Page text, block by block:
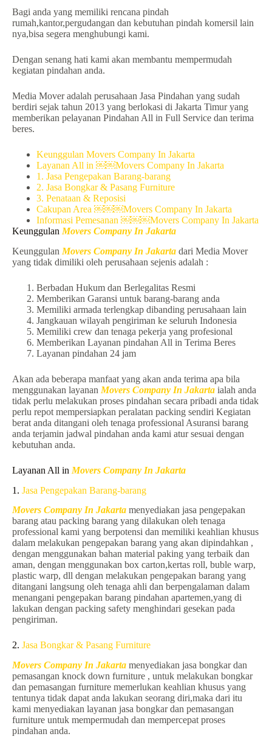
Bagi anda yang memiliki rencana pindah
rumah,kantor,pergudangan dan kebutuhan pindah komersil lain
nya,bisa segera menghubungi kami.
Dengan senang hati kami akan membantu mempermudah
kegiatan pindahan anda.
Media Mover adalah perusahaan Jasa Pindahan yang sudah
berdiri sejak tahun 2013 yang berlokasi di Jakarta Timur yang
memberikan pelayanan Pindahan All in Full Service dan terima
beres.
Keunggulan Movers Company In Jakarta
Layanan All in ￼￼Movers Company In Jakarta
1. Jasa Pengepakan Barang-barang
2. Jasa Bongkar & Pasang Furniture
3. Penataan & Reposisi
Cakupan Area ￼￼￼Movers Company In Jakarta
Informasi Pemesanan ￼￼￼Movers Company In Jakarta
Keunggulan Movers Company In Jakarta
Keunggulan Movers Company In Jakarta dari Media Mover
yang tidak dimiliki oleh perusahaan sejenis adalah :
Berbadan Hukum dan Berlegalitas Resmi
Memberikan Garansi untuk barang-barang anda
Memiliki armada terlengkap dibanding perusahaan lain
Jangkauan wilayah pengiriman ke seluruh Indonesia
Memiliki crew dan tenaga pekerja yang profesional
Memberikan Layanan pindahan All in Terima Beres
Layanan pindahan 24 jam
Akan ada beberapa manfaat yang akan anda terima apa bila
menggunakan layanan Movers Company In Jakarta ialah anda
tidak perlu melakukan proses pindahan secara pribadi anda tidak
perlu repot mempersiapkan peralatan packing sendiri Kegiatan
berat anda ditangani oleh tenaga professional Asuransi barang
anda terjamin jadwal pindahan anda kami atur sesuai dengan
kebutuhan anda.
Layanan All in Movers Company In Jakarta
1. Jasa Pengepakan Barang-barang
Movers Company In Jakarta menyediakan jasa pengepakan
barang atau packing barang yang dilakukan oleh tenaga
professional kami yang berpotensi dan memiliki keahlian khusus
dalam melakukan pengepakan barang yang akan dipindahkan ,
dengan menggunakan bahan material paking yang terbaik dan
aman, dengan menggunakan box carton,kertas roll, buble warp,
plastic warp, dll dengan melakukan pengepakan barang yang
ditangani langsung oleh tenaga ahli dan berpengalaman dalam
menangani pengepakan barang pindahan apartemen,yang di
lakukan dengan packing safety menghindari gesekan pada
pengiriman.
2. Jasa Bongkar & Pasang Furniture
Movers Company In Jakarta menyediakan jasa bongkar dan
pemasangan knock down furniture , untuk melakukan bongkar
dan pemasangan furniture memerlukan keahlian khusus yang
tentunya tidak dapat anda lakukan seorang diri,maka dari itu
kami menyediakan layanan jasa bongkar dan pemasangan
furniture untuk mempermudah dan mempercepat proses
pindahan anda.